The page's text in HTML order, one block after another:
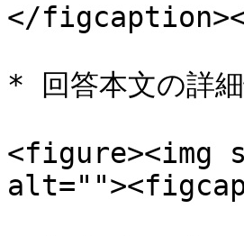
</
* 回答本文の詳
<figure><img